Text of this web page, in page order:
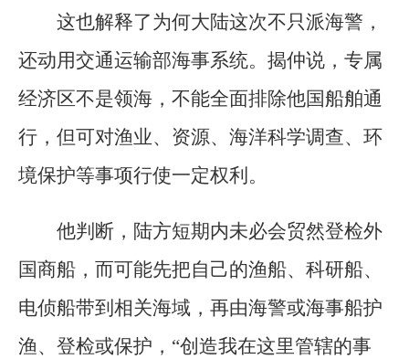
这也解释了为何大陆这次不只派海警，
还动用交通运输部海事系统。揭仲说，专属
经济区不是领海，不能全面排除他国船舶通
行，但可对渔业、资源、海洋科学调查、环
境保护等事项行使一定权利。
他判断，陆方短期内未必会贸然登检外
国商船，而可能先把自己的渔船、科研船、
电侦船带到相关海域，再由海警或海事船护
渔、登检或保护，“创造我在这里管辖的事